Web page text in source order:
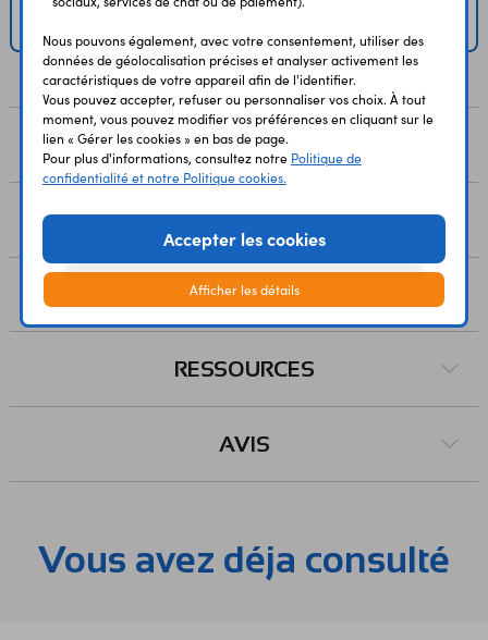
DESCRIPTION
PAIEMENT
LIVRAISON
RESSOURCES
AVIS
Vous avez déja consulté
Nous pouvons également, avec votre consentement, utiliser des
données de géolocalisation précises et analyser activement les
caractéristiques de votre appareil afin de l'identifier.
Vous pouvez accepter, refuser ou personnaliser vos choix. À tout
moment, vous pouvez modifier vos préférences en cliquant sur le
lien « Gérer les cookies » en bas de page.
Pour plus d'informations, consultez notre Politique de
confidentialité et notre Politique cookies.
Accepter les cookies
Afficher les détails